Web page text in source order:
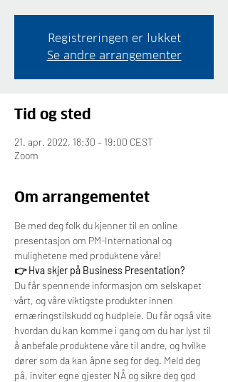
Registreringen er lukket
Se andre arrangementer
Tid og sted
21. apr. 2022, 18:30 – 19:00 CEST
Zoom
Om arrangementet
Be med deg folk du kjenner til en online
presentasjon om PM-International og
mulighetene med produktene våre!
👉 Hva skjer på Business Presentation?
Du får spennende informasjon om selskapet
vårt, og våre viktigste produkter innen
ernæringstilskudd og hudpleie. Du får også vite
hvordan du kan komme i gang om du har lyst til
å anbefale produktene våre til andre, og hvilke
dører som da kan åpne seg for deg. Meld deg
på, inviter egne gjester NÅ og sikre deg god